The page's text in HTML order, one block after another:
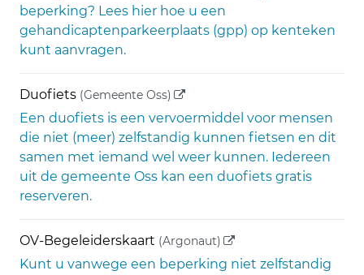
beperking? Lees hier hoe u een
gehandicaptenparkeerplaats (gpp) op kenteken
kunt aanvragen.
Duofiets (Gemeente Oss) (externe link)
Een duofiets is een vervoermiddel voor mensen
die niet (meer) zelfstandig kunnen fietsen en dit
samen met iemand wel weer kunnen. Iedereen
uit de gemeente Oss kan een duofiets gratis
reserveren.
OV-Begeleiderskaart (Argonaut) (externe link)
Kunt u vanwege een beperking niet zelfstandig